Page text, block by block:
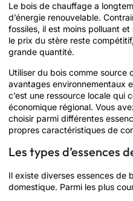
Le bois de chauffage a
d’énergie renouvelable.
fossiles, il est moins polluant
le prix du stère reste
grande quantité.
Utiliser du bois comme source
avantages environnementaux
c’est une ressource locale qui
économique régional. Vous
choisir parmi différentes
propres caractéristiques de
Les types d’essences
Il existe diverses essences de
domestique. Parmi les plus